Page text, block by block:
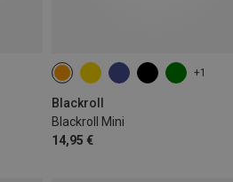
+1
Blackroll
Blackroll Mini
14,95 €